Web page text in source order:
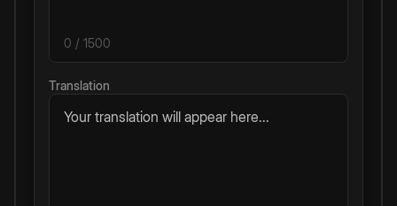
0 / 1500
Translation
Your translation will appear here...